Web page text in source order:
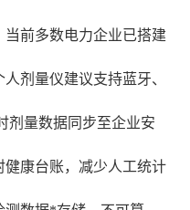
前多数电力企业已搭建
剂量仪建议支持蓝牙、
剂量数据同步至企业安
康台账，减少人工统计